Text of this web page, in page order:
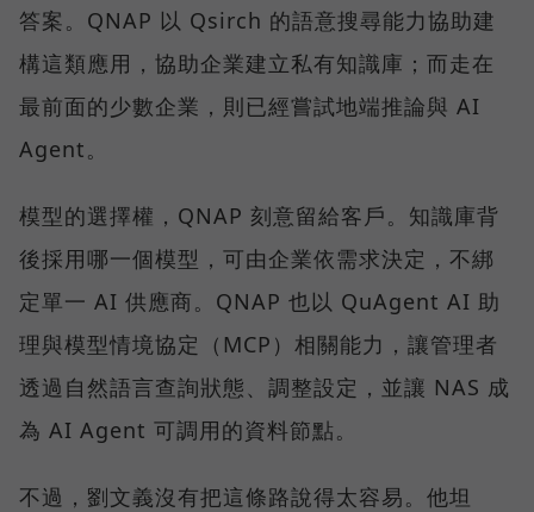
答案。QNAP 以 Qsirch 的語意搜尋能力協助建
構這類應用，協助企業建立私有知識庫；而走在
最前面的少數企業，則已經嘗試地端推論與 AI
Agent。
模型的選擇權，QNAP 刻意留給客戶。知識庫背
後採用哪一個模型，可由企業依需求決定，不綁
定單一 AI 供應商。QNAP 也以 QuAgent AI 助
理與模型情境協定（MCP）相關能力，讓管理者
透過自然語言查詢狀態、調整設定，並讓 NAS 成
為 AI Agent 可調用的資料節點。
不過，劉文義沒有把這條路說得太容易。他坦